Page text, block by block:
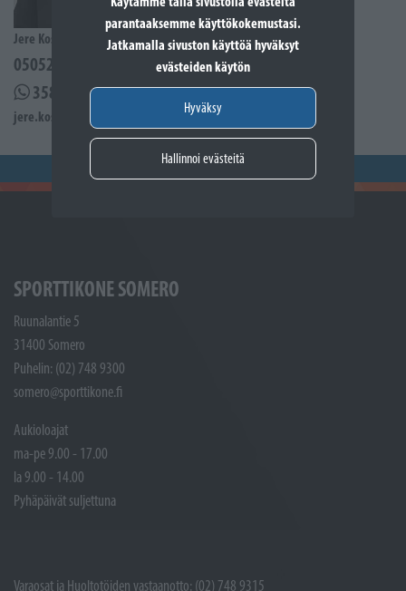
parantaaksemme käyttökokemustasi.
Jatkamalla sivuston käyttöä hyväksyt
evästeiden käytön
Hyväksy
Hallinnoi evästeitä
Jere Kostiander
0505285939
358505285939
jere.kostiander@sporttikone.fi
SPORTTIKONE SOMERO
Ruunalantie 5
31400 Somero
Puhelin: (02) 748 9300
somero@sporttikone.fi
Aukioloajat
ma-pe 9.00 - 17.00
la 9.00 - 14.00
Pyhäpäivät suljettuna
Varaosat ja Huoltotöiden vastaanotto: (02) 748 9315